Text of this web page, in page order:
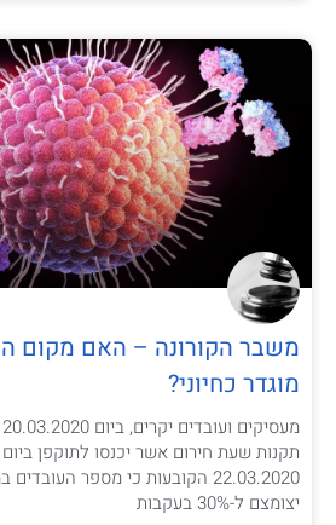
משבר הקורונה – האם מקום
מוגדר כחיוני?
תקנות שעת חירום אשר יכנסו לתוקפן
22.03.2020 הקובעות כי מספר
יצומצם ל-30% בעקבות